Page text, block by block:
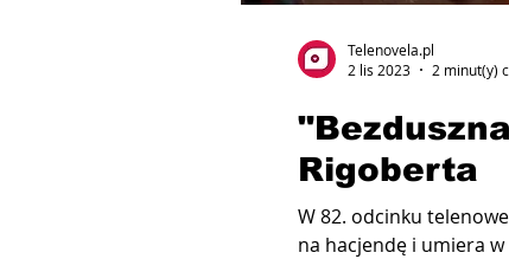
Rigoberta
W 82. odcinku
na hacjendę i umiera
Telenovela.pl
2 lis 2023
2 minut(y)